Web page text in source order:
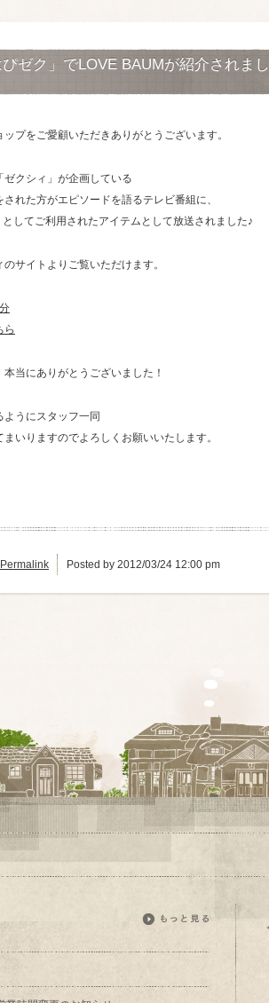
ゼク」でLOVE BAUMが紹介されまし
プをご愛顧いただきありがとうございます。
クシィ」が企画している
れた方がエピソードを語るテレビ番組に、
してご利用されたアイテムとして放送されました♪
サイトよりご覧いただけます。
ら
当にありがとうございました！
うにスタッフ一同
いりますのでよろしくお願いいたします。
Permalink Posted by 2012/03/24 12:00 pm